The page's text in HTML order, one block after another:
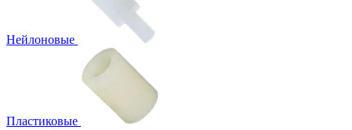
Нейлоновые
Пластиковые